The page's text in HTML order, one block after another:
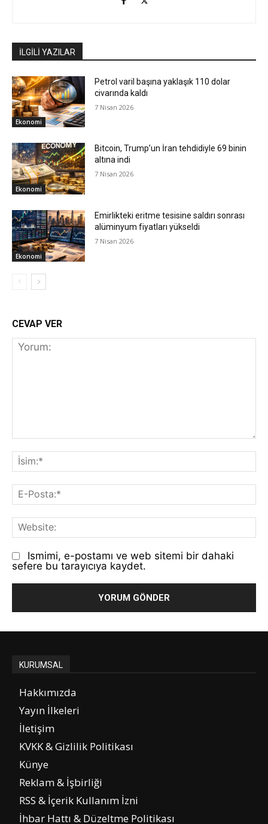
İLGİLİ YAZILAR
Ekonomi
Petrol varil başına yaklaşık 110 dolar
civarında kaldı
7 Nisan 2026
Ekonomi
Bitcoin, Trump’un İran tehdidiyle 69 binin
altına indi
7 Nisan 2026
Ekonomi
Emirlikteki eritme tesisine saldırı sonrası
alüminyum fiyatları yükseldi
7 Nisan 2026
CEVAP VER
Yorum:
E-
Ismimi, e-postamı ve web sitemi bir dahaki
sefere bu tarayıcıya kaydet.
KURUMSAL
Hakkımızda
Yayın İlkeleri
İletişim
KVKK & Gizlilik Politikası
Künye
Reklam & İşbirliği
RSS & İçerik Kullanım İzni
İhbar Hattı & Düzeltme Politikası